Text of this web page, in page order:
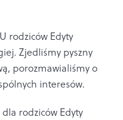
U rodziców Edyty
Zjedliśmy pyszny
porozmawialiśmy o
interesów.
rodziców Edyty